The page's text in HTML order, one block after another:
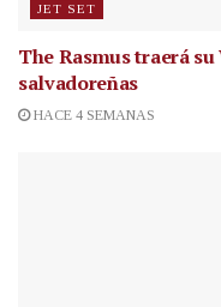
JET SET
The Rasmus traerá
salvadoreñas
HACE 4 SEMANAS